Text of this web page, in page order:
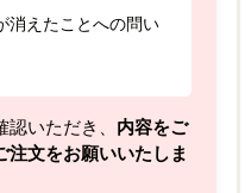
消えたことへの問い
いただき、 内容をご
注文をお願いいたしま